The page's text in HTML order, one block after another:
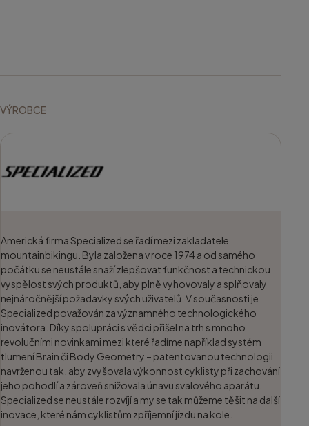
VÝROBCE
Americká firma Specialized se řadí mezi zakladatele
mountainbikingu. Byla založena v roce 1974 a od samého
počátku se neustále snaží zlepšovat funkčnost a technickou
vyspělost svých produktů, aby plně vyhovovaly a splňovaly
nejnáročnější požadavky svých uživatelů. V současnosti je
Specialized považován za významného technologického
inovátora. Díky spolupráci s vědci přišel na trh s mnoho
revolučními novinkami mezi které řadíme například systém
tlumení Brain či Body Geometry – patentovanou technologii
navrženou tak, aby zvyšovala výkonnost cyklisty při zachování
jeho pohodlí a zároveň snižovala únavu svalového aparátu.
Specialized se neustále rozvíjí a my se tak můžeme těšit na další
inovace, které nám cyklistům zpříjemní jízdu na kole.